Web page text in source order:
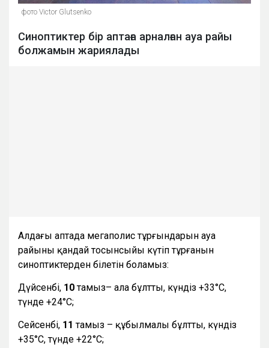
фото Victor Glutsenko
Синоптиктер бір аптаға арналған ауа райы
болжамын жариялады
Алдағы аптада мегаполис тұрғындарын ауа
райының қандай тосынсыйы күтіп тұрғанын
синоптиктерден білетін боламыз:
Дүйсенбі, 10тамыз– ала бұлтты, күндіз +33°С,
түнде +24°С;
Сейсенбі, 11тамыз – құбылмалы бұлтты, күндіз
+35°С, түнде +22°С;